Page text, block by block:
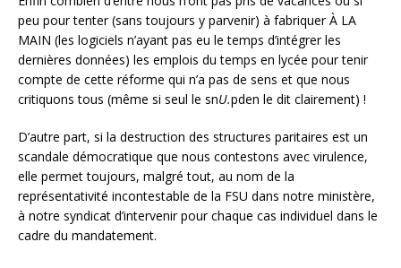
peu pour tenter (sans toujours y parvenir) à fabriquer À LA
MAIN (les logiciels n’ayant pas eu le temps d’intégrer les
dernières données) les emplois du temps en lycée pour tenir
compte de cette réforme qui n’a pas de sens et que nous
critiquons tous (même si seul le snU.pden le dit clairement) !
D’autre part, si la destruction des structures paritaires est un
scandale démocratique que nous contestons avec virulence,
elle permet toujours, malgré tout, au nom de la
représentativité incontestable de la FSU dans notre ministère,
à notre syndicat d’intervenir pour chaque cas individuel dans le
cadre du mandatement.